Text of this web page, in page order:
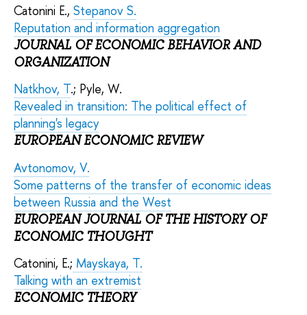
Catonini E., Stepanov S.
Reputation and information aggregation
JOURNAL OF ECONOMIC BEHAVIOR AND
ORGANIZATION
Natkhov, T.; Pyle, W.
Revealed in transition: The political effect of
planning's legacy
EUROPEAN ECONOMIC REVIEW
Avtonomov, V.
Some patterns of the transfer of economic ideas
between Russia and the West
EUROPEAN JOURNAL OF THE HISTORY OF
ECONOMIC THOUGHT
Catonini, E.; Mayskaya, T.
Talking with an extremist
ECONOMIC THEORY